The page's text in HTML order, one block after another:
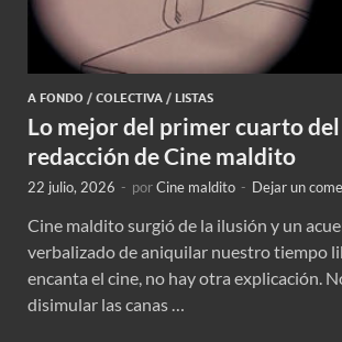
A FONDO / COLECTIVA / LISTAS
Lo mejor del primer cuarto
redacción de Cine maldito
22 julio, 2026 - porCine maldito - Dejar un
Cine maldito surgió de la ilusión y un
verbalizado de aniquilar nuestro tiempo
encanta el cine, no hay otra explicación.
disimular las canas …